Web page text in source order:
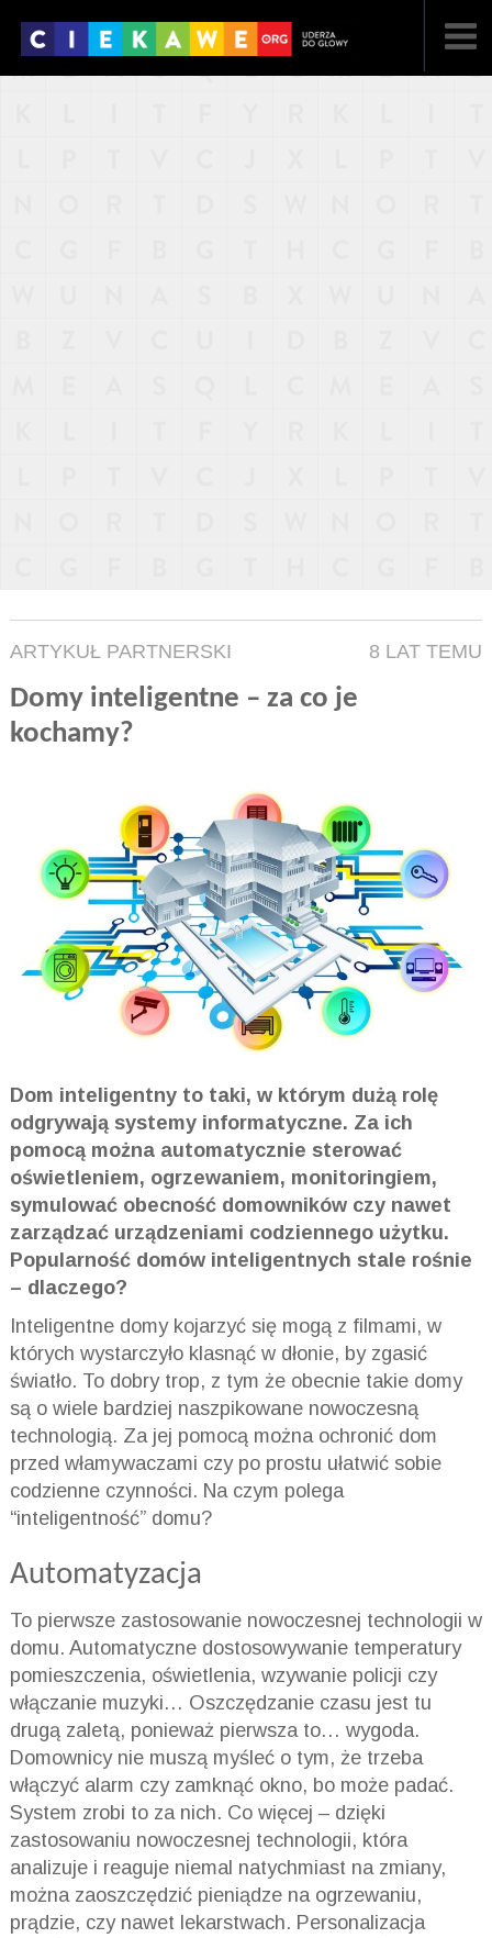
ARTYKUŁ PARTNERSKI 8 LAT TEMU
Domy inteligentne – za co je
kochamy?
Dom inteligentny to taki, w którym dużą rolę
odgrywają systemy informatyczne. Za ich
pomocą można automatycznie sterować
oświetleniem, ogrzewaniem, monitoringiem,
symulować obecność domowników czy nawet
zarządzać urządzeniami codziennego użytku.
Popularność domów inteligentnych stale rośnie
– dlaczego?
Inteligentne domy kojarzyć się mogą z filmami, w
których wystarczyło klasnąć w dłonie, by zgasić
światło. To dobry trop, z tym że obecnie takie domy
są o wiele bardziej naszpikowane nowoczesną
technologią. Za jej pomocą można ochronić dom
przed włamywaczami czy po prostu ułatwić sobie
codzienne czynności. Na czym polega
“inteligentność” domu?
Automatyzacja
To pierwsze zastosowanie nowoczesnej technologii w
domu. Automatyczne dostosowywanie temperatury
pomieszczenia, oświetlenia, wzywanie policji czy
włączanie muzyki… Oszczędzanie czasu jest tu
drugą zaletą, ponieważ pierwsza to… wygoda.
Domownicy nie muszą myśleć o tym, że trzeba
włączyć alarm czy zamknąć okno, bo może padać.
System zrobi to za nich. Co więcej – dzięki
zastosowaniu nowoczesnej technologii, która
analizuje i reaguje niemal natychmiast na zmiany,
można zaoszczędzić pieniądze na ogrzewaniu,
prądzie, czy nawet lekarstwach. Personalizacja